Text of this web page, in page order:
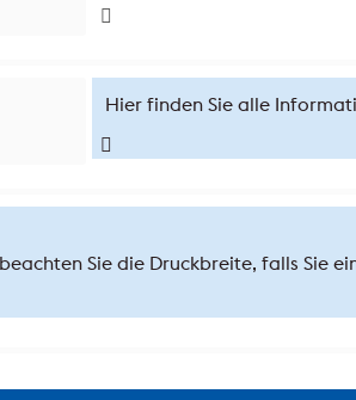
Hier finden Sie alle
Sie die Druckbreite, falls Sie